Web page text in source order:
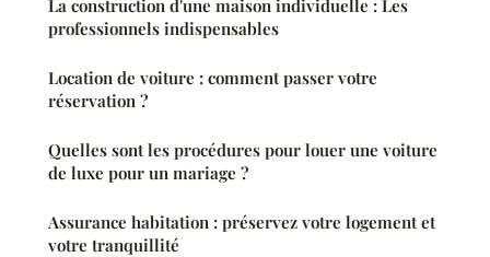
La construction d'une maison individuelle : Les
professionnels indispensables
Location de voiture : comment passer votre
réservation ?
Quelles sont les procédures pour louer une voiture
de luxe pour un mariage ?
Assurance habitation : préservez votre logement et
votre tranquillité